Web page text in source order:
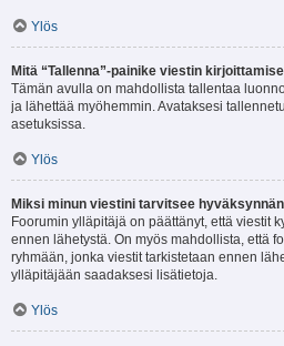
Ylös
Mitä “Tallenna”-painike viestin
Tämän avulla on mahdollista tallentaa
ja lähettää myöhemmin. Avataksesi
asetuksissa.
Ylös
Miksi minun viestini tarvitsee
Foorumin ylläpitäjä on päättänyt, että viestit
ennen lähetystä. On myös mahdollista, että
ryhmään, jonka viestit tarkistetaan ennen
ylläpitäjään saadaksesi lisätietoja.
Ylös